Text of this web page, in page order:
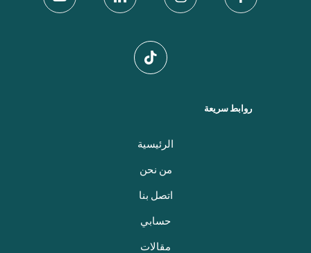
روابط سريعة
الرئيسية
من نحن
اتصل بنا
حسابي
مقالات